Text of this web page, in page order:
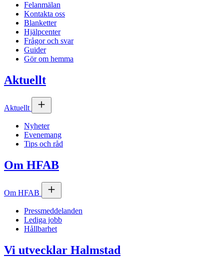
Felanmälan
Kontakta oss
Blanketter
Hjälpcenter
Frågor och svar
Guider
Gör om hemma
Aktuellt
Aktuellt
Nyheter
Evenemang
Tips och råd
Om HFAB
Om HFAB
Pressmeddelanden
Lediga jobb
Hållbarhet
Vi utvecklar Halmstad